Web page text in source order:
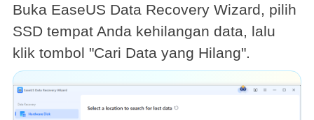
Buka EaseUS Data Recovery Wizard, pilih
SSD tempat Anda kehilangan data, lalu
klik tombol "Cari Data yang Hilang".